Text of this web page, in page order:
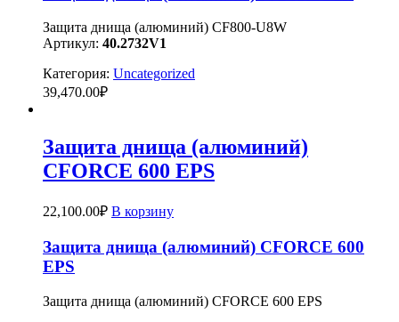
Защита днища (алюминий) CF800-U8W
Артикул: 40.2732V1
Категория: Uncategorized
39,470.00₽
Защита днища (алюминий)
CFORCE 600 EPS
22,100.00₽ В корзину
Защита днища (алюминий) CFORCE 600
EPS
Защита днища (алюминий) CFORCE 600 EPS